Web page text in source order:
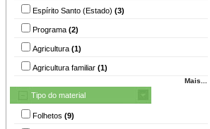
Espírito Santo (Estado) (3)
Programa (2)
Agricultura (1)
Agricultura familiar (1)
Mais...
Tipo do material
Folhetos (9)